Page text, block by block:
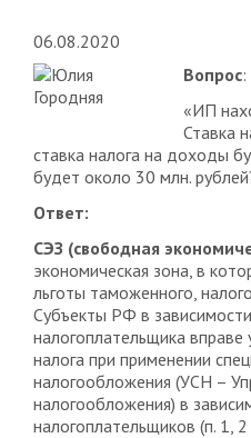
06.08.2020
Вопрос:
«ИП
Ставка
ставка налога на доходы
будет около 30 млн.
Ответ:
СЭЗ (свободная
экономическая зона, в
льготы таможенного,
Субъекты РФ в
налогоплательщика вправе
налога при применении
налогообложения (УСН –
налогообложения) в
налогоплательщиков (п. 1,